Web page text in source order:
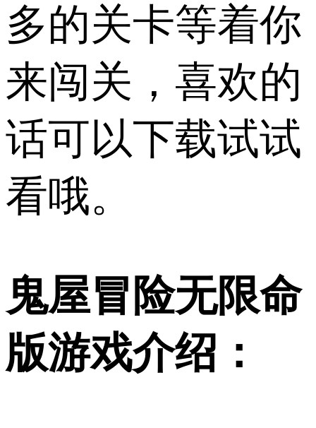
多的关卡等着你
来闯关，喜欢的
话可以下载试试
看哦。
鬼屋冒险无限命
版游戏介绍：